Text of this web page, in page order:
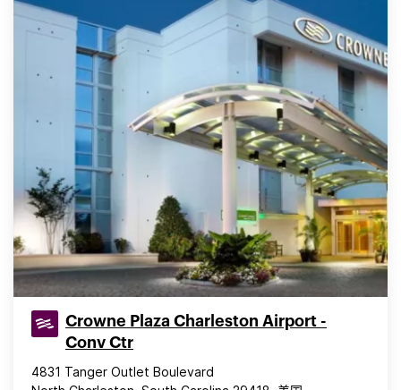
Crowne Plaza Charleston Airport -
Conv Ctr
4831 Tanger Outlet Boulevard